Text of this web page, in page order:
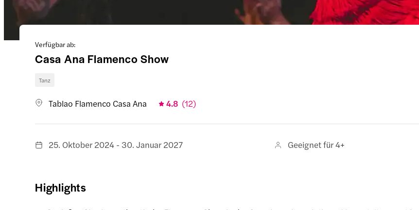
Verfügbar ab:
Casa Ana Flamenco Show
Tanz
Tablao Flamenco Casa Ana 4.8 (12)
25. Oktober 2024 - 30. Januar 2027 Geeignet für 4+
Highlights